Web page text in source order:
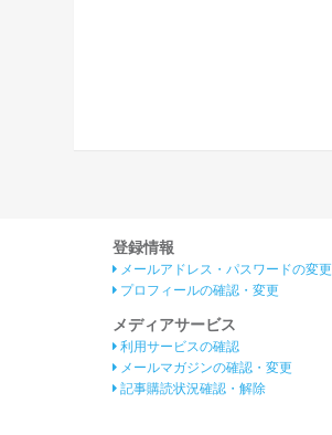
登録情報
メールアドレス・パスワードの変更
プロフィールの確認・変更
メディアサービス
利用サービスの確認
メールマガジンの確認・変更
記事購読状況確認・解除